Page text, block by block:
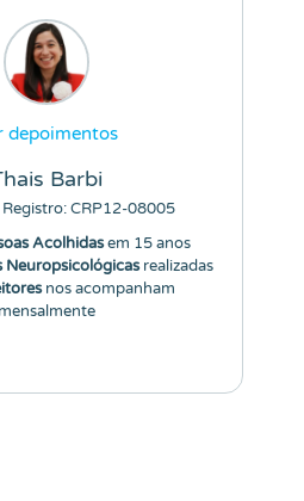
depoimentos
Barbi
CRP12-08005
Acolhidasem 15 anos
Neuropsicológicasrealizadas
nos acompanham